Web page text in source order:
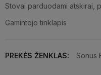
Stovai parduodami atskirai,
Gamintojo tinklapis
PREKĖS ŽENKLAS: Sonus